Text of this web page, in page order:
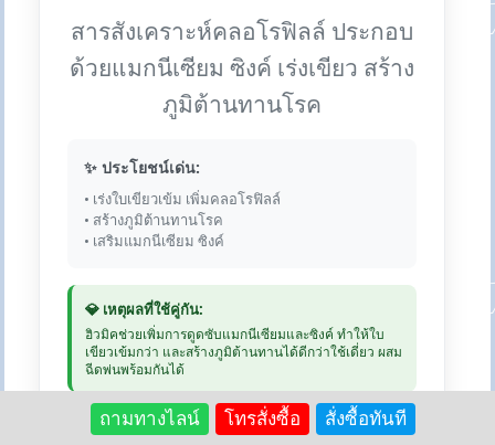
สารสังเคราะห์คลอโรฟิลล์ ประกอบ
ด้วยแมกนีเซียม ซิงค์ เร่งเขียว สร้าง
ภูมิต้านทานโรค
✨ ประโยชน์เด่น:
• เร่งใบเขียวเข้ม เพิ่มคลอโรฟิลล์
• สร้างภูมิต้านทานโรค
• เสริมแมกนีเซียม ซิงค์
💎 เหตุผลที่ใช้คู่กัน:
ฮิวมิคช่วยเพิ่มการดูดซับแมกนีเซียมและซิงค์ ทำให้ใบ
เขียวเข้มกว่า และสร้างภูมิต้านทานได้ดีกว่าใช้เดี่ยว ผสม
ฉีดพ่นพร้อมกันได้
💰 แม็กซ่า: 250 บาท | ฮิวมิค 1kg:
ถามทางไลน์ โทรสั่งซื้อ สั่งซื้อทันที